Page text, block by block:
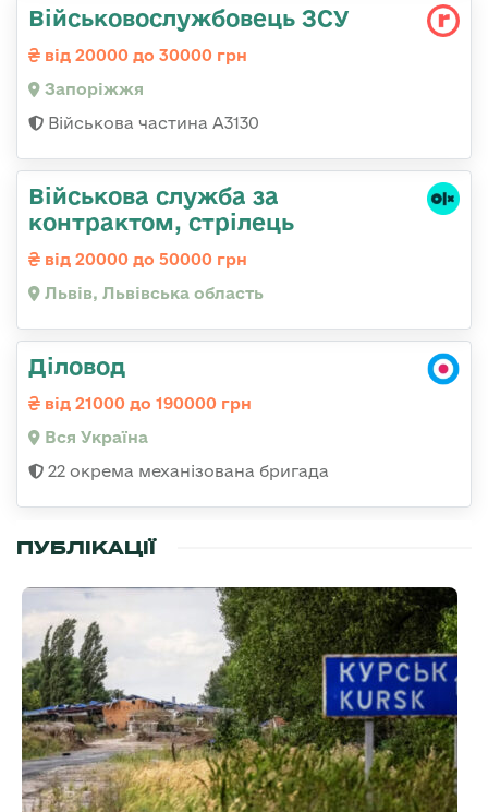
Військовослужбовець ЗСУ
від 20000 до 30000 грн
Запоріжжя
Військова частина А3130
Військова служба за
контрактом, стрілець
від 20000 до 50000 грн
Львів, Львівська область
Діловод
від 21000 до 190000 грн
Вся Україна
22 окрема механізована бригада
ПУБЛІКАЦІЇ